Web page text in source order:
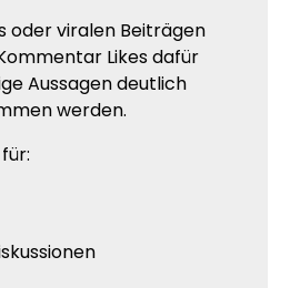
oder viralen Beiträgen
Likes dafür
Aussagen deutlich
werden.